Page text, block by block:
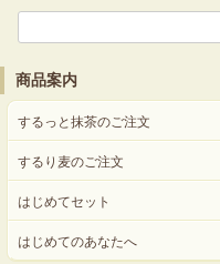
商品案内
するっと抹茶のご注文
するり麦のご注文
はじめてセット
はじめてのあなたへ